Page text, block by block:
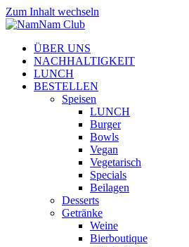
Zum Inhalt wechseln
ÜBER UNS
NACHHALTIGKEIT
LUNCH
BESTELLEN
Speisen
LUNCH
Burger
Bowls
Vegan
Vegetarisch
Specials
Beilagen
Desserts
Getränke
Weine
Bierboutique